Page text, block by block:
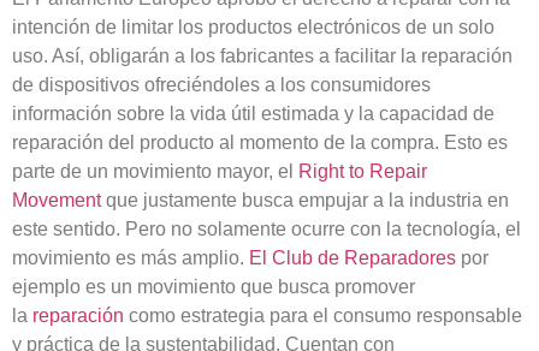
intención de limitar los productos electrónicos de un solo
uso. Así, obligarán a los fabricantes a facilitar la reparación
de dispositivos ofreciéndoles a los consumidores
información sobre la vida útil estimada y la capacidad de
reparación del producto al momento de la compra. Esto es
parte de un movimiento mayor, el
Right to Repair
Movementque justamente busca empujar a la industria en
este sentido. Pero no solamente ocurre con la tecnología, el
movimiento es más amplio. El Club de Reparadores por
ejemplo es un movimiento que busca promover
la reparación como estrategia para el consumo responsable
y práctica de la sustentabilidad. Cuentan con